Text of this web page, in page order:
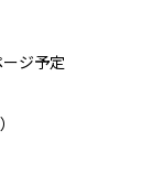
ジ予定